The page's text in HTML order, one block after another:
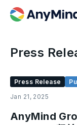
Press
Press Release
Jan 21, 2025
AnyMind